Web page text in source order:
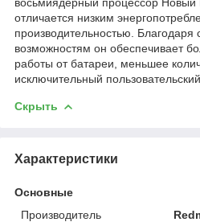
отличается низким
производительностью.
возможностям он обеспечивает
работы от батареи, меньшее
исключительный
Скрыть
Характеристики
Основные
Производитель